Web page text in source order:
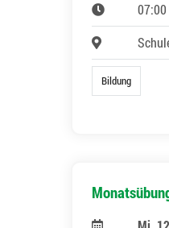
07:00
Bildung